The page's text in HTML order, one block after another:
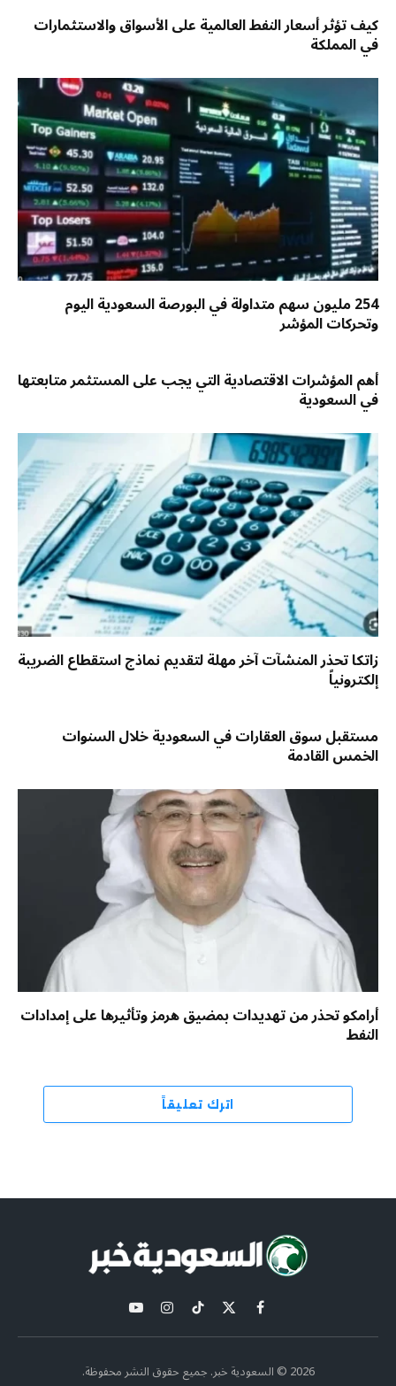
كيف تؤثر أسعار النفط العالمية على الأسواق والاستثمارات
في المملكة
254 مليون سهم متداولة في البورصة السعودية اليوم
وتحركات المؤشر
أهم المؤشرات الاقتصادية التي يجب على المستثمر متابعتها
في السعودية
زاتكا تحذر المنشآت آخر مهلة لتقديم نماذج استقطاع الضريبة
إلكترونياً
مستقبل سوق العقارات في السعودية خلال السنوات
الخمس القادمة
أرامكو تحذر من تهديدات بمضيق هرمز وتأثيرها على إمدادات
النفط
اترك تعليقاً
فيسبوك
X
(Twitter)
تيكتوكالانستغراميوتيوب
2026 © السعودية خبر. جميع حقوق النشر محفوظة.